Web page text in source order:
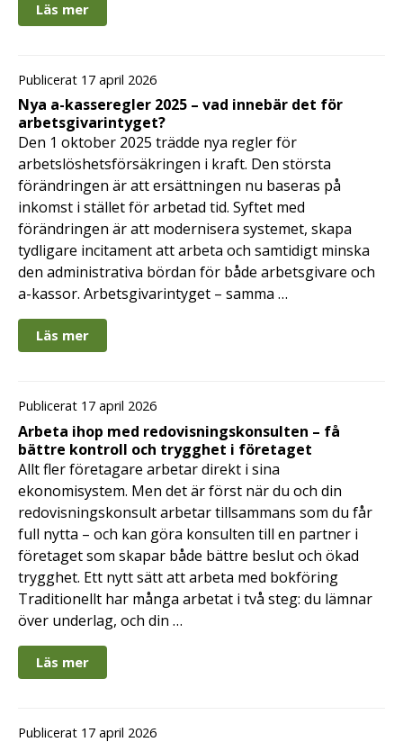
Läs mer
Publicerat 17 april 2026
Nya a-kasseregler 2025 – vad innebär det för
arbetsgivarintyget?
Den 1 oktober 2025 trädde nya regler för
arbetslöshetsförsäkringen i kraft. Den största
förändringen är att ersättningen nu baseras på
inkomst i stället för arbetad tid. Syftet med
förändringen är att modernisera systemet, skapa
tydligare incitament att arbeta och samtidigt minska
den administrativa bördan för både arbetsgivare och
a-kassor. Arbetsgivarintyget – samma …
Läs mer
Publicerat 17 april 2026
Arbeta ihop med redovisningskonsulten – få
bättre kontroll och trygghet i företaget
Allt fler företagare arbetar direkt i sina
ekonomisystem. Men det är först när du och din
redovisningskonsult arbetar tillsammans som du får
full nytta – och kan göra konsulten till en partner i
företaget som skapar både bättre beslut och ökad
trygghet. Ett nytt sätt att arbeta med bokföring
Traditionellt har många arbetat i två steg: du lämnar
över underlag, och din …
Läs mer
Publicerat 17 april 2026